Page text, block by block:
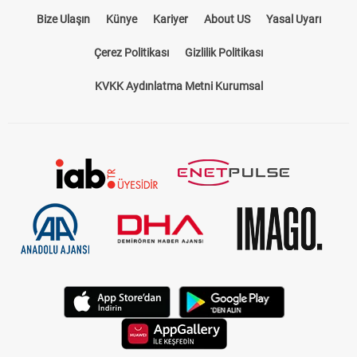
Bize Ulaşın Künye Kariyer About US Yasal Uyarı
Çerez Politikası Gizlilik Politikası
KVKK Aydınlatma Metni Kurumsal